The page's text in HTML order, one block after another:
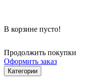
В корзине пусто!
Продолжить покупки
Оформить заказ
Категории